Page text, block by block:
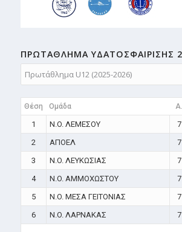
ΠΡΩΤΑΘΛΗMA ΥΔΑΤΟΣΦΑΙΡΙΣΗΣ
Θέση Ομάδα A.
1 N.O. ΛΕΜΕΣΟΥ 7
2
ΑΠΟΕΛ 7
3
N.O. ΛΕΥΚΩΣΙΑΣ 7
4
N.O. ΑΜΜΟΧΩΣΤΟΥ 7
5
N.O. ΜΕΣΑ ΓΕΙΤΟΝΙΑΣ 7
6
N.O. ΛΑΡΝΑΚΑΣ 7